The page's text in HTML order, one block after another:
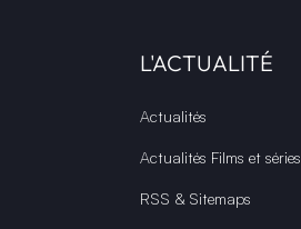
L'ACTUALITÉ
Actualités
Actualités Films et séries
RSS & Sitemaps